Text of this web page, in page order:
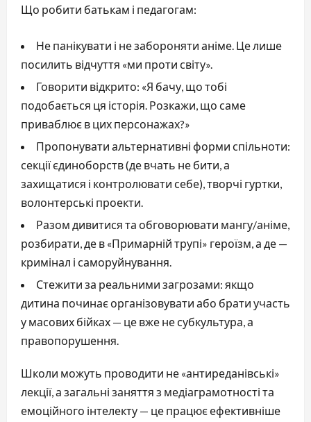
Що робити батькам і педагогам:
Не панікувати і не забороняти аніме. Це лише
посилить відчуття «ми проти світу».
Говорити відкрито: «Я бачу, що тобі
подобається ця історія. Розкажи, що саме
приваблює в цих персонажах?»
Пропонувати альтернативні форми спільноти:
секції єдиноборств (де вчать не бити, а
захищатися і контролювати себе), творчі гуртки,
волонтерські проекти.
Разом дивитися та обговорювати мангу/аніме,
розбирати, де в «Примарній трупі» героїзм, а де —
кримінал і саморуйнування.
Стежити за реальними загрозами: якщо
дитина починає організовувати або брати участь
у масових бійках — це вже не субкультура, а
правопорушення.
Школи можуть проводити не «антиреданівські»
лекції, а загальні заняття з медіаграмотності та
емоційного інтелекту — це працює ефективніше